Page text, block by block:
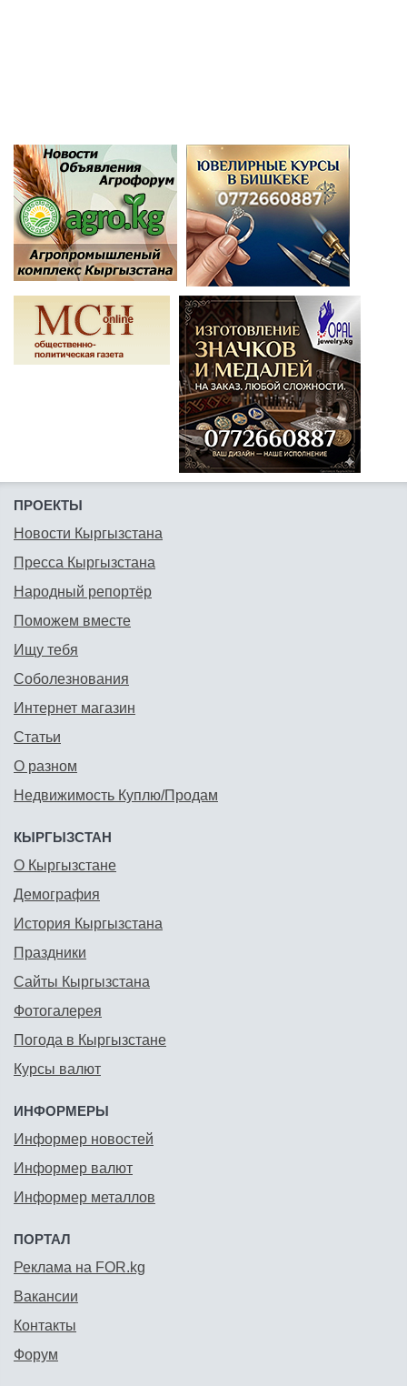
ПРОЕКТЫ
Новости Кыргызстана
Пресса Кыргызстана
Народный репортёр
Поможем вместе
Ищу тебя
Соболезнования
Интернет магазин
Статьи
О разном
Недвижимость Куплю/Продам
КЫРГЫЗСТАН
О Кыргызстане
Демография
История Кыргызстана
Праздники
Сайты Кыргызстана
Фотогалерея
Погода в Кыргызстане
Курсы валют
ИНФОРМЕРЫ
Информер новостей
Информер валют
Информер металлов
ПОРТАЛ
Реклама на FOR.kg
Вакансии
Контакты
Форум